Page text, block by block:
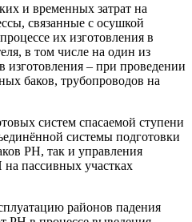
и временных затрат на
связанные с осушкой
их изготовления в
в том числе на один из
изготовления – при проведении
баков, трубопроводов на
систем спасаемой ступени
системы подготовки
РН, так и управления
пассивных участках
районов падения